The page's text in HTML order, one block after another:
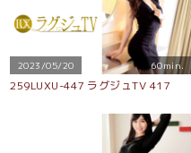
2023/05/20 60min.
259LUXU-447 ラグジュTV 417